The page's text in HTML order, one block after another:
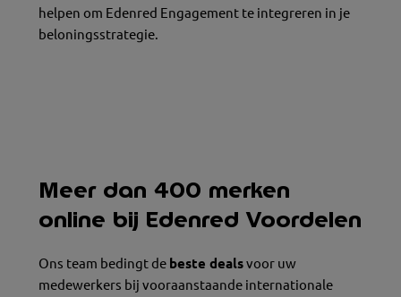
helpen om Edenred Engagement te integreren in je
beloningsstrategie.
Meer dan 400 merken
online bij Edenred Voordelen
Ons team bedingt de beste deals voor uw
medewerkers bij vooraanstaande internationale